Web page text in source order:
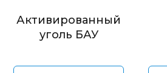
Активированный
уголь БАУ